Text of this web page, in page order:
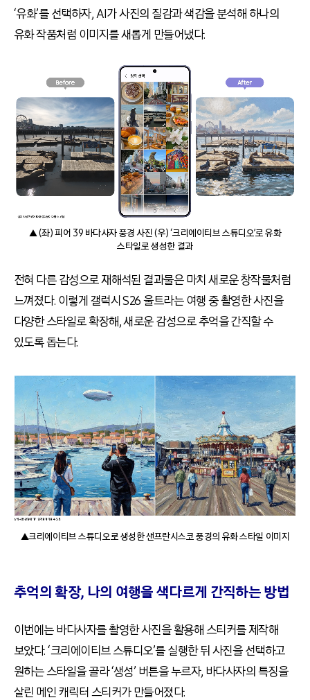
‘유화’를 선택하자, AI가 사진의 질감과 색감을 분석해 하나의
유화 작품처럼 이미지를 새롭게 만들어냈다.
▲ (좌) 피어 39 바다사자 풍경 사진 (우) ‘크리에이티브 스튜디오’로 유화
스타일로 생성한 결과
전혀 다른 감성으로 재해석된 결과물은 마치 새로운 창작물처럼
느껴졌다. 이렇게 갤럭시 S26 울트라는 여행 중 촬영한 사진을
다양한 스타일로 확장해, 새로운 감성으로 추억을 간직할 수
있도록 돕는다.
▲크리에이티브 스튜디오로 생성한 샌프란시스코 풍경의 유화 스타일 이미지
추억의 확장, 나의 여행을 색다르게 간직하는 방법
이번에는 바다사자를 촬영한 사진을 활용해 스티커를 제작해
보았다. ‘크리에이티브 스튜디오’를 실행한 뒤 사진을 선택하고
원하는 스타일을 골라 ‘생성’ 버튼을 누르자, 바다사자의 특징을
살린 메인 캐릭터 스티커가 만들어졌다.